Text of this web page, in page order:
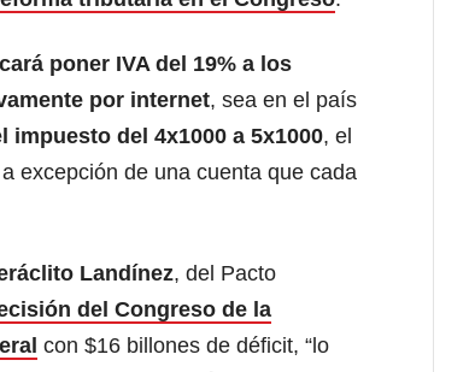
poner IVA del 19% a los
por internet, sea en el país
impuesto del 4x1000 a 5x1000, el
excepción de una cuenta que cada
Landínez, del Pacto
del Congreso de la
con $16 billones de déficit, “lo